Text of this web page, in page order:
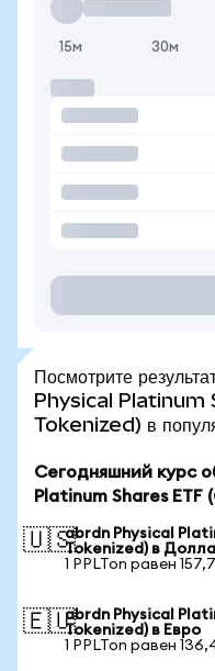
15м 30м
Посмотрите
Physical Platinum
Tokenized) в
Сегодняшний курс
Platinum Shares ETF
🇺🇸abrdn Physical
Tokenized) в
1 PPLTon равен
🇪🇺abrdn Physical
Tokenized) в Евро
1 PPLTon равен